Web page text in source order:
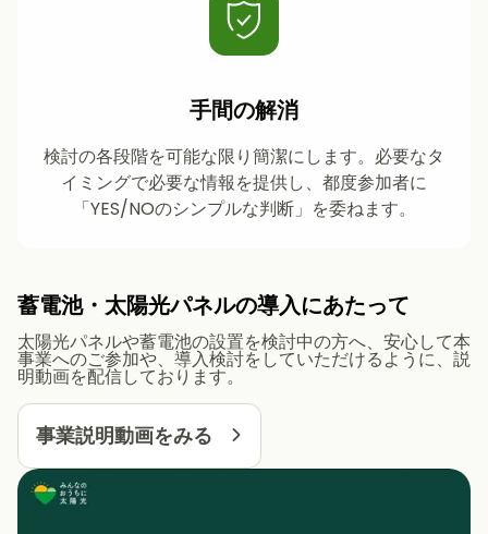
手間の解消
検討の各段階を可能な限り簡潔にします。必要なタ
イミングで必要な情報を提供し、都度参加者に
「YES/NOのシンプルな判断」を委ねます。
蓄電池・太陽光パネルの導入にあたって
太陽光パネルや蓄電池の設置を検討中の方へ、安心して本
事業へのご参加や、導入検討をしていただけるように、説
明動画を配信しております。
事業説明動画をみる